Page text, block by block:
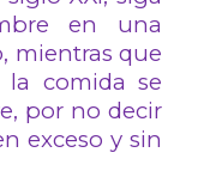
en una
mientras que
la comida se
por no decir
exceso y sin